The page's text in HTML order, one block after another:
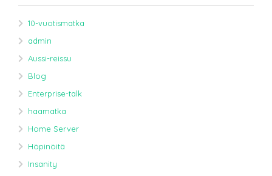
10-vuotismatka
admin
Aussi-reissu
Blog
Enterprise-talk
haamatka
Home Server
Höpinöitä
Insanity